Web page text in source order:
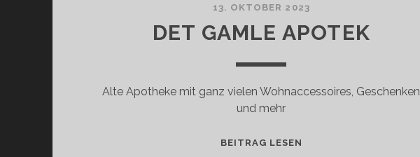
13. OKTOBER 2023
DET GAMLE APOTEK
Alte Apotheke mit ganz vielen Wohnaccessoires, Geschenken
und mehr
BEITRAG LESEN